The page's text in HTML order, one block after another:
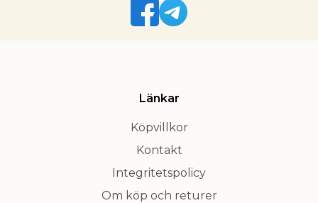
Länkar
Köpvillkor
Kontakt
Integritetspolicy
Om köp och returer